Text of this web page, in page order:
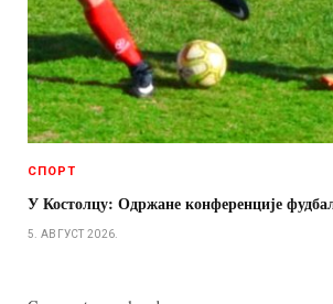
СПОРТ
У Костолцу: Одржане конференције
5. АВГУСТ 2026.